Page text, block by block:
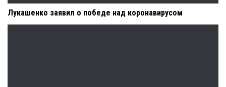
Лукашенко заявил о победе над коронавирусом